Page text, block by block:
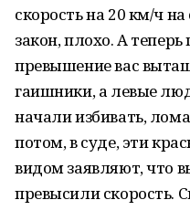
скорость на 20 км/ч
закон, плохо. А теперь
превышение вас
гаишники, а левые
начали избивать,
потом, в суде, эти
видом заявляют, что
превысили скорость.